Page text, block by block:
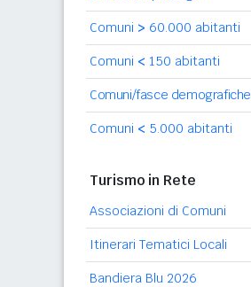
Comuni > 60.000 abitanti
Comuni < 150 abitanti
Comuni/fasce demografiche
Comuni < 5.000 abitanti
Turismo in Rete
Associazioni di Comuni
Itinerari Tematici Locali
Bandiera Blu 2026